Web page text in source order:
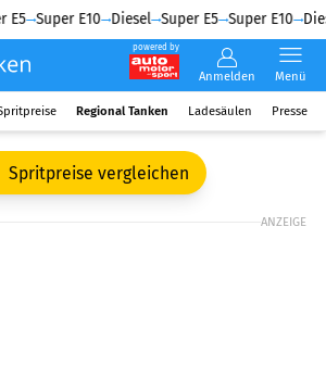
E5 Super E10 Diesel Super E5 Super E10
powered by
Anmelden Menü
Regional Tanken Ladesäulen Presse
Spritpreise vergleichen
ANZEIGE